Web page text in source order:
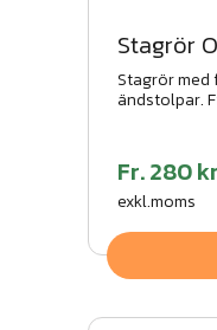
Stagrör
Stagrör
ändstolpar.
Fr.280 kr
exkl.moms